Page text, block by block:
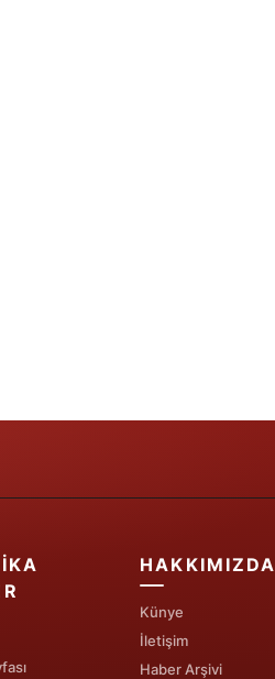
HAKKIMIZDA
Künye
İletişim
Haber Arşivi